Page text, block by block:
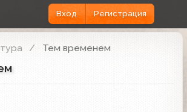
Вход Регистрация
Тем временем